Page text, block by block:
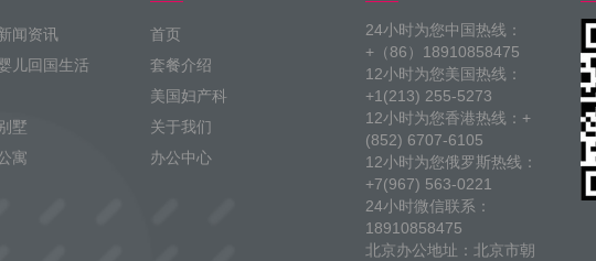
闻资讯
儿回国生活
墅
寓
首页
套餐介绍
美国妇产科
关于我们
办公中心
24小时为您中国热线：
+（86）18910858475
12小时为您美国热线：
+1(213) 255-5273
12小时为您香港热线：+
(852) 6707-6105
12小时为您俄罗斯热线：
+7(967) 563-0221
24小时微信联系：
18910858475
北京办公地址：北京市朝